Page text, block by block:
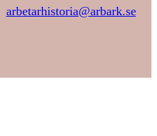
arbetarhistoria@arbark.se